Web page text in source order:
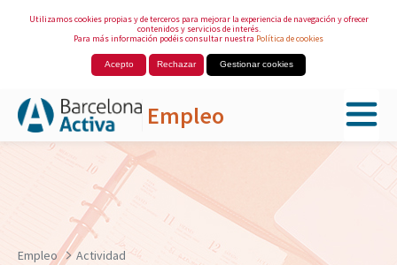
Utilizamos cookies propias y de terceros para mejorar la experiencia de navegación y ofrecer
contenidos y servicios de interés.
Para más información podéis consultar nuestra Política de cookies
Acepto Rechazar Gestionar cookies
Empleo
Saltar al contenido principal
Empleo Actividad